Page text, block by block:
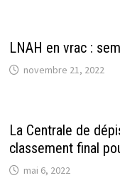
LNAH en vrac :
novembre 21, 2022
La Centrale de
classement final
mai 6, 2022